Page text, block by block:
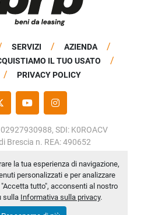
la tua esperienza di navigazione,
personalizzati e per analizzare
tutto", acconsenti al nostro
sulla Informativa sulla privacy.
SERVIZI
AZIENDA
IL TUO USATO
PRIVACY POLICY
TWITTERYOUTUBEINSTAGRAM
SDI: K0ROACV
Brescia n. REA: 490652
sui Cookies
sito web diMachinio